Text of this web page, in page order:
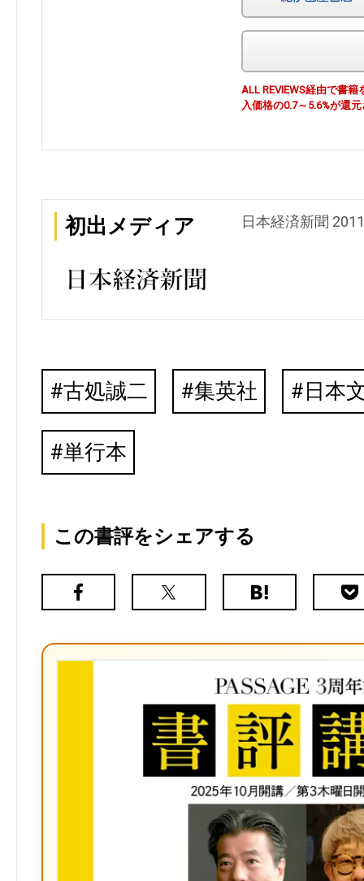
ALL REVIEWS経由で書
入価格の0.7～5.6%が還
初出メディア 日本経済新聞
古処誠二 集英社 日本
単行本
この書評をシェアする
Facebook
X（旧
は
ク
マ
ー
ク